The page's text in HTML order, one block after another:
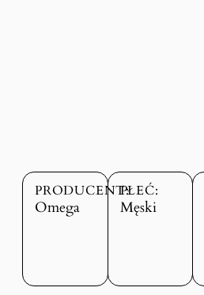
PRODUCENT:
Omega
PŁEĆ:
Męski